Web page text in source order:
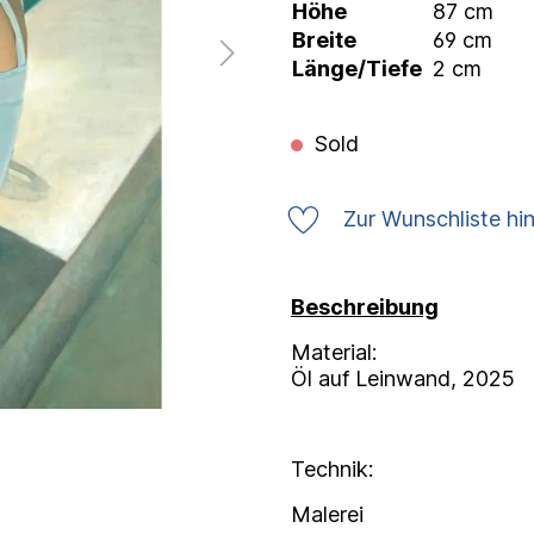
Höhe
87 cm
Breite
69 cm
Länge/Tiefe 2 cm
Sold
Zur Wunschliste
Beschreibung
Material:
Öl auf Leinwand, 2025
Technik:
Malerei